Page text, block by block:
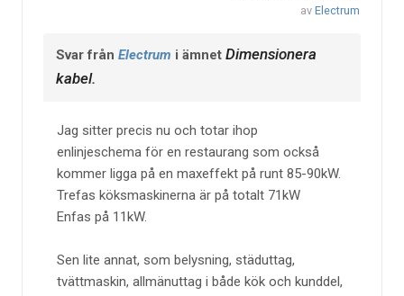
av Electrum
Svar från Electrum i ämnet Dimensionera
kabel.
Jag sitter precis nu och totar ihop
enlinjeschema för en restaurang som också
kommer ligga på en maxeffekt på runt 85-90kW.
Trefas köksmaskinerna är på totalt 71kW
Enfas på 11kW.
Sen lite annat, som belysning, städuttag,
tvättmaskin, allmänuttag i både kök och kunddel,